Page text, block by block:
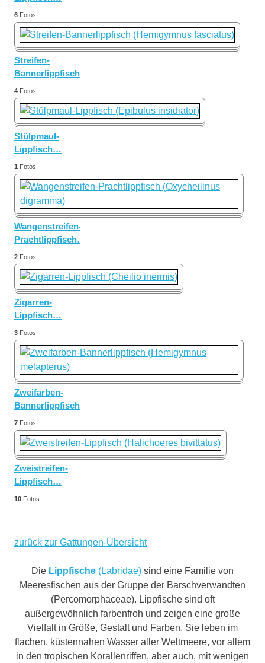
6 Fotos
Streifen-
Bannerlippfisch
4 Fotos
Stülpmaul-
Lippfisch…
1 Fotos
Wangenstreifen-
Prachtlippfisch…
2 Fotos
Zigarren-
Lippfisch…
3 Fotos
Zweifarben-
Bannerlippfisch
7 Fotos
Zweistreifen-
Lippfisch…
10 Fotos
zurück zur Gattungen-Übersicht
Die Lippfische (Labridae) sind eine Familie von
Meeresfischen aus der Gruppe der Barschverwandten
(Percomorphaceae). Lippfische sind oft
außergewöhnlich farbenfroh und zeigen eine große
Vielfalt in Größe, Gestalt und Farben. Sie leben im
flachen, küstennahen Wasser aller Weltmeere, vor allem
in den tropischen Korallenriffen, aber auch, mit wenigen